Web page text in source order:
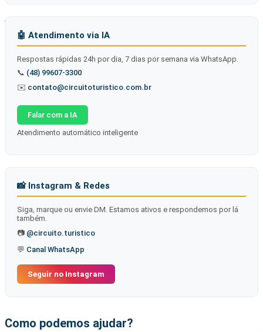
Nenhum Resultado
Ver Todos Os Resultados
🤖 Atendimento via IA
Respostas rápidas 24h por dia, 7 dias por semana via WhatsApp.
📞 (48) 99607-3300
✉️ contato@circuitoturistico.com.br
Falar com a IA
Atendimento automático inteligente
📸 Instagram & Redes
Siga, marque ou envie DM. Estamos ativos e respondemos por lá
também.
📷 @circuito.turistico
💬 Canal WhatsApp
Seguir no Instagram
Como podemos ajudar?